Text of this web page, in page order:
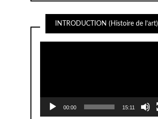
INTRODUCTION (Histoire de l’art)
00:00 15:11